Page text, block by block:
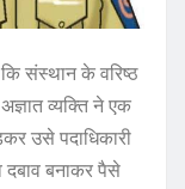
कि संस्थान के वरिष्ठ
व्यक्ति ने एक
उसे पदाधिकारी
बनाकर पैसे